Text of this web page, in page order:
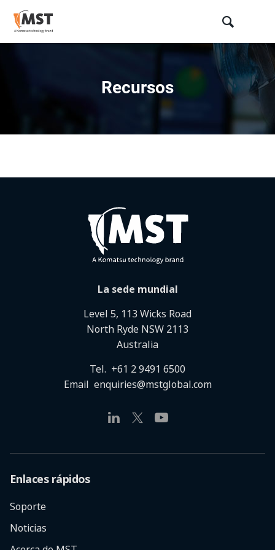
Recursos
La sede mundial
Level 5, 113 Wicks Road
North Ryde NSW 2113
Australia
Tel. +61 2 9491 6500
Email enquiries@mstglobal.com
Enlaces rápidos
Soporte
Noticias